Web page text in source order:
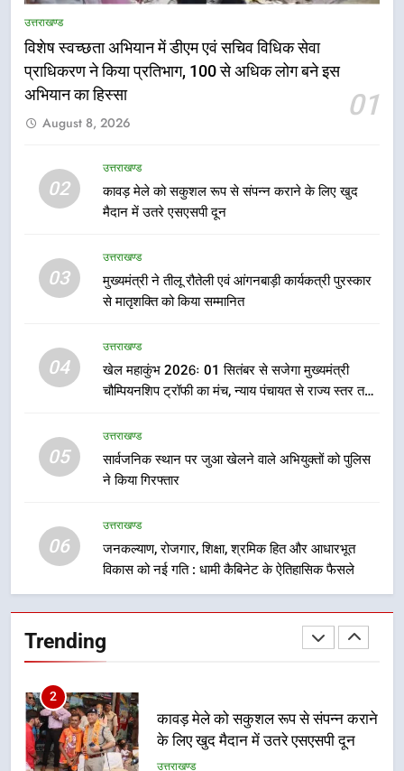
उत्तराखण्ड
विशेष स्वच्छता अभियान में डीएम एवं सचिव विधिक सेवा
प्राधिकरण ने किया प्रतिभाग, 100 से अधिक लोग बने इस
अभियान का हिस्सा
01
August 8, 2026
02
उत्तराखण्ड
कावड़ मेले को सकुशल रूप से संपन्न कराने के लिए खुद
मैदान में उतरे एसएसपी दून
03
उत्तराखण्ड
मुख्यमंत्री ने तीलू रौतेली एवं आंगनबाड़ी कार्यकत्री पुरस्कार
से मातृशक्ति को किया सम्मानित
04
उत्तराखण्ड
खेल महाकुंभ 2026ः 01 सितंबर से सजेगा मुख्यमंत्री
चौम्पियनशिप ट्रॉफी का मंच, न्याय पंचायत से राज्य स्तर तक
05
उत्तराखण्ड
सार्वजनिक स्थान पर जुआ खेलने वाले अभियुक्तों को पुलिस
ने किया गिरफ्तार
06
उत्तराखण्ड
जनकल्याण, रोजगार, शिक्षा, श्रमिक हित और आधारभूत
विकास को नई गति : धामी कैबिनेट के ऐतिहासिक फैसले
Trending
सार्वजनिक स्थान पर जुआ खेलने वाले
उत्तराखण्ड
6
मसूरी मार्ग पर अवैध निर्माण सील
उत्तराखण्ड
राष्ट्रीय हथकरघा दिवस पर मुख्यमंत्री
धामी ने उत्कृष्ट बुनकरों और हस्तशिल्प
1
विशेष स्वच्छता अभियान में डीएम एवं सचिव
हिस्सा
के लिए खुद मैदान में उतरे एसएसपी दून
3
मुख्यमंत्री ने तीलू रौतेली एवं आंगनबाड़ी
कार्यकत्री पुरस्कार से मातृशक्ति को किया
सम्मानित